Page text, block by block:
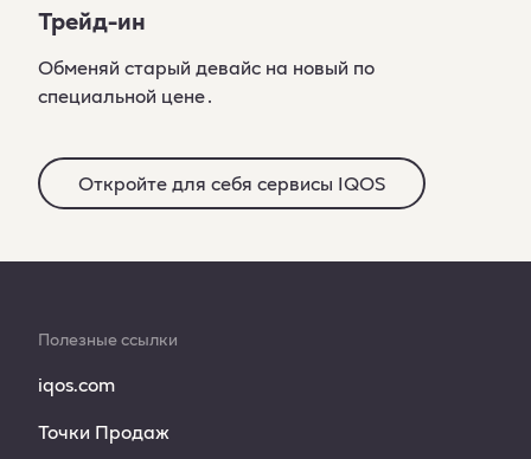
Трейд-ин
Обменяй старый девайс на новый по
специальной цене․
Откройте для себя сервисы IQOS
Полезные ссылки
iqos.com
Точки Продаж